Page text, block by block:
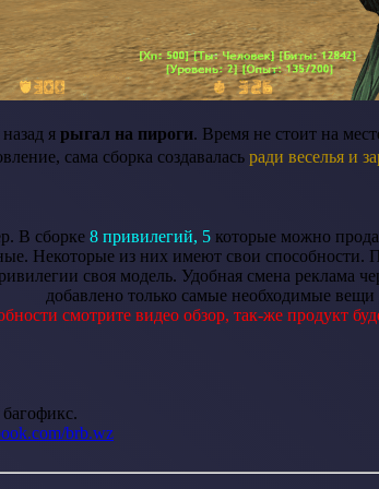
я рыгал на пироги. Время не стоит на
сама сборка создавалась ради веселья и
В сборке 8 привилегий, 5 которые можно
Некоторые из них имеют свои способности.
своя модель. Удобная смена реклама
добавлено только самые необходимые
смотрите видео обзор, так-же продукт
brb.wz